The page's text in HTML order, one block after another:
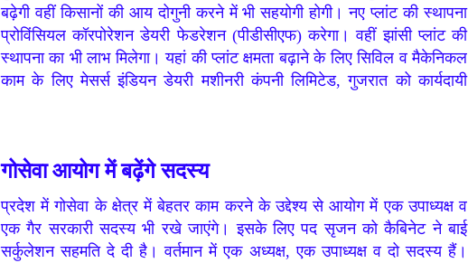
बढ़ेगी वहीं किसानों की आय दोगुनी करने में भी सहयोगी होगी। नए प्लांट की स्थापना
प्रोविंसियल कॉरपोरेशन डेयरी फेडरेशन (पीडीसीएफ) करेगा। वहीं झांसी प्लांट की
स्थापना का भी लाभ मिलेगा। यहां की प्लांट क्षमता बढ़ाने के लिए सिविल व मैकेनिकल
काम के लिए मेसर्स इंडियन डेयरी मशीनरी कंपनी लिमिटेड, गुजरात को कार्यदायी
गोसेवा आयोग में बढ़ेंगे सदस्य
प्रदेश में गोसेवा के क्षेत्र में बेहतर काम करने के उद्देश्य से आयोग में एक उपाध्यक्ष व
एक गैर सरकारी सदस्य भी रखे जाएंगे। इसके लिए पद सृजन को कैबिनेट ने बाई
सर्कुलेशन सहमति दे दी है। वर्तमान में एक अध्यक्ष, एक उपाध्यक्ष व दो सदस्य हैं।